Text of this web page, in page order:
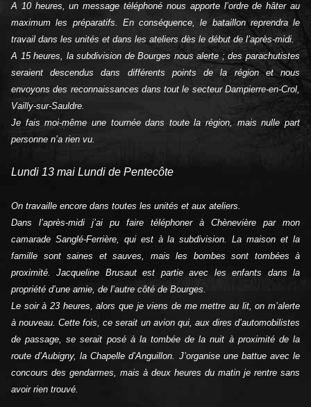
A 10 heures, un message téléphoné nous apporte l’ordre de hâter au
maximum les préparatifs. En conséquence, le bataillon reprendra le
travail dans les unités et dans les ateliers dès le début de l’après-midi.
A 15 heures, la subdivision de Bourges nous alerte ; des parachutistes
seraient descendus dans différents points de la région et nous
envoyons des reconnaissances dans tout le secteur Dampierre-en-Crol,
Vailly-sur-Sauldre.
Je fais moi-même une tournée dans toute la région, mais nulle part
personne n’a rien vu.
Lundi 13 mai Lundi de Pentecôte
On travaille encore dans toutes les unités et aux ateliers.
Dans l’après-midi j’ai pu faire téléphoner à Chènevière par mon
camarade Sanglé-Ferrière, qui est à la subdivision. La maison et la
famille sont saines et sauves, mais les bombes sont tombées à
proximité. Jacqueline Brusaut est partie avec les enfants dans la
propriété d’une amie, de l’autre côté de Bourges.
Le soir à 23 heures, alors que je viens de me mettre au lit, on m’alerte
à nouveau. Cette fois, ce serait un avion qui, aux dires d’automobilistes
de passage, se serait posé à la tombée de la nuit à proximité de la
route d’Aubigny, la Chapelle d’Anguillon. J’organise une battue avec le
concours des gendarmes, mais à deux heures du matin je rentre sans
avoir rien trouvé.